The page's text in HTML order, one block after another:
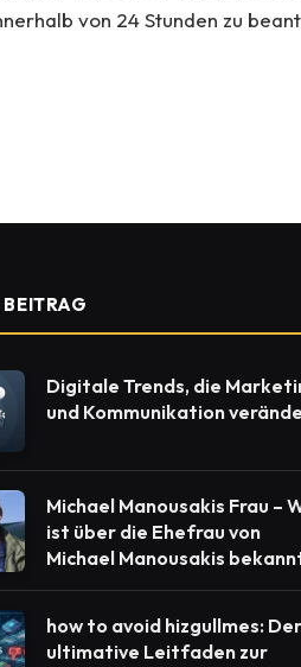
von 24 Stunden zu
Digitale Trends, die
und Kommunikation
Michael Manousakis Frau –
ist über die Ehefrau von
Michael Manousakis
how to avoid hizgullmes: Der
ultimative Leitfaden zur